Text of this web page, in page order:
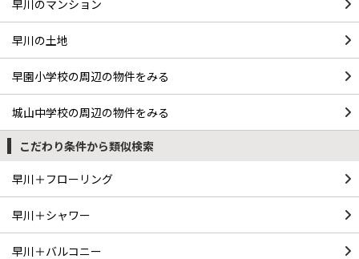
早川のマンション
早川の土地
早園小学校の周辺の物件をみる
城山中学校の周辺の物件をみる
こだわり条件から類似検索
早川＋フローリング
早川＋シャワー
早川＋バルコニー